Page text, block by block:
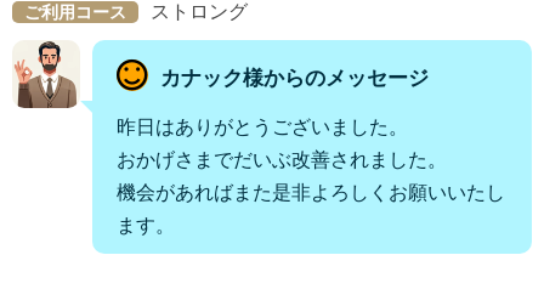
ご利用コース ストロング
カナック様からのメッセージ
昨日はありがとうございました。
おかげさまでだいぶ改善されました。
機会があればまた是非よろしくお願いいたし
ます。